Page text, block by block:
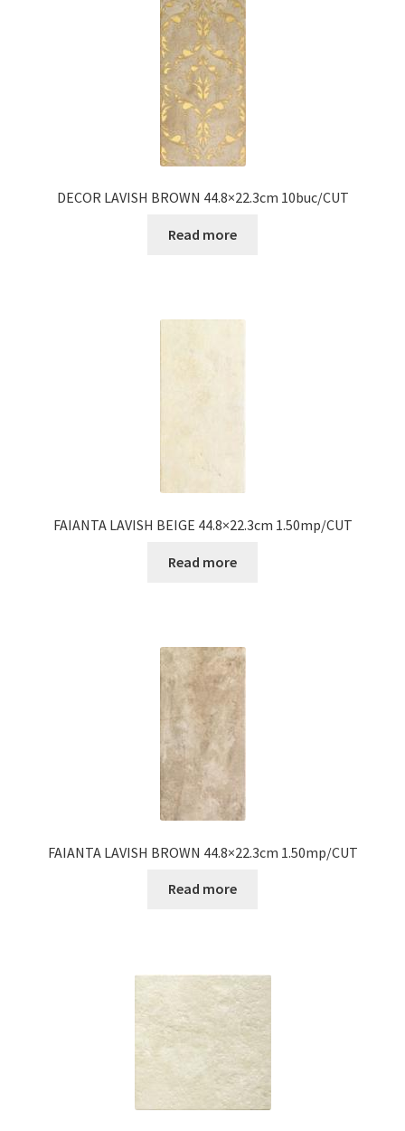
DECOR LAVISH BROWN 44.8×22.3cm 10buc/CUT
Read more
FAIANTA LAVISH BEIGE 44.8×22.3cm 1.50mp/CUT
Read more
FAIANTA LAVISH BROWN 44.8×22.3cm 1.50mp/CUT
Read more